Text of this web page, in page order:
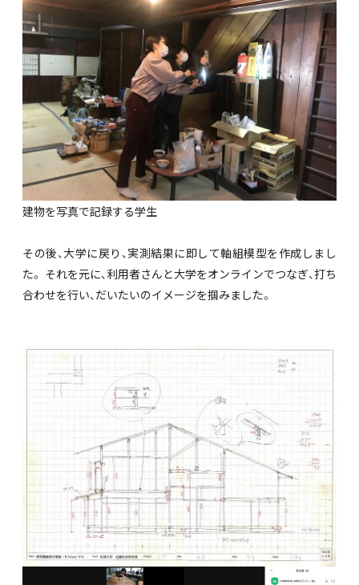
建物を写真で記録する学生
その後、大学に戻り、実測結果に即して軸組模型を作成しまし
た。 それを元に、利用者さんと大学をオンラインでつなぎ、打ち
合わせを行い、だいたいのイメージを掴みました。